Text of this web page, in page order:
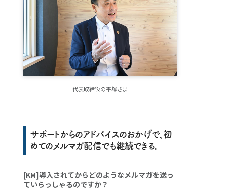
代表取締役の平塚さま
サポートからのアドバイスのおかげで、初
めてのメルマガ配信でも継続できる。
[KM]導入されてからどのようなメルマガを送っ
ていらっしゃるのですか？